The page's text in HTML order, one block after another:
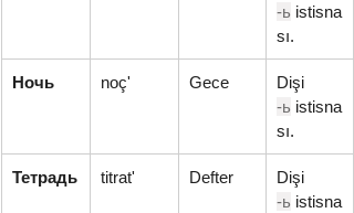
-ь istisna
sı.
Ночь noç' Gece
Dişi
-ь istisna
sı.
Тетрадь titrat' Defter
Dişi
-ь istisna